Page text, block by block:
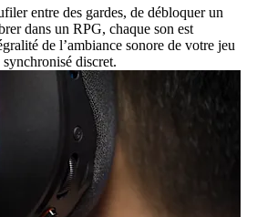
entre des gardes, de débloquer un
dans un RPG, chaque son est
de l’ambiance sonore de votre jeu
discret.